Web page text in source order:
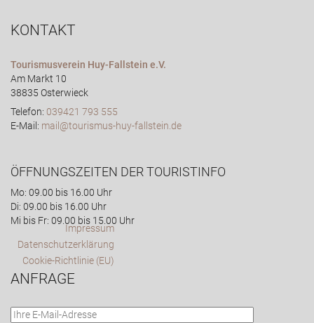
KONTAKT
Tourismusverein Huy-Fallstein e.V.
Am Markt 10
38835 Osterwieck
Telefon: 039421 793 555
E-Mail: mail@tourismus-huy-fallstein.de
ÖFFNUNGSZEITEN DER TOURISTINFO
Mo: 09.00 bis 16.00 Uhr
Di: 09.00 bis 16.00 Uhr
Mi bis Fr: 09.00 bis 15.00 Uhr
Impressum
Datenschutzerklärung
Cookie-Richtlinie (EU)
ANFRAGE